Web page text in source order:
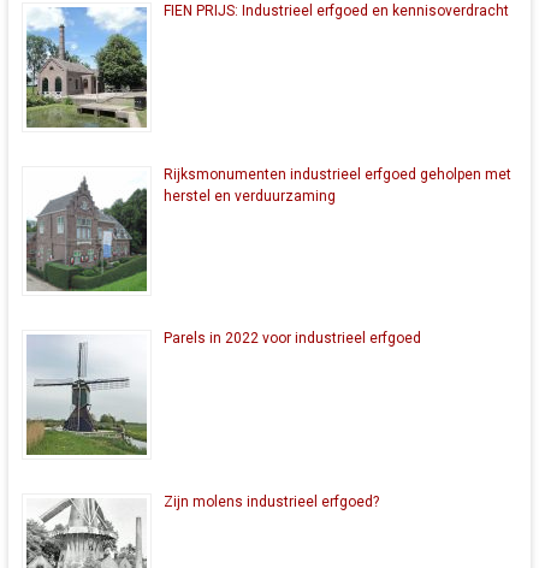
FIEN PRIJS: Industrieel erfgoed en kennisoverdracht
Rijksmonumenten industrieel erfgoed geholpen met
herstel en verduurzaming
Parels in 2022 voor industrieel erfgoed
Zijn molens industrieel erfgoed?